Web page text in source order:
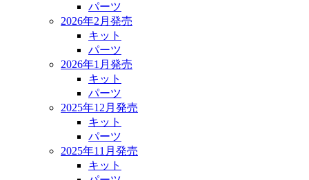
パーツ
2026年2月発売
キット
パーツ
2026年1月発売
キット
パーツ
2025年12月発売
キット
パーツ
2025年11月発売
キット